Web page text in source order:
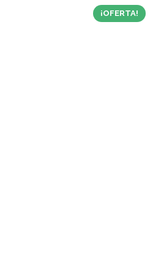
¡OFERTA!